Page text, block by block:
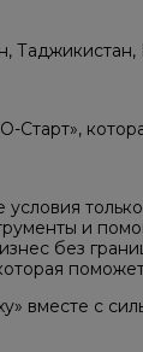
Старт»,
и
без
вместе с